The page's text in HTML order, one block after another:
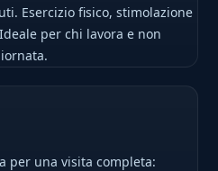
Esercizio fisico, stimolazione
per chi lavora e non
per una visita completa: